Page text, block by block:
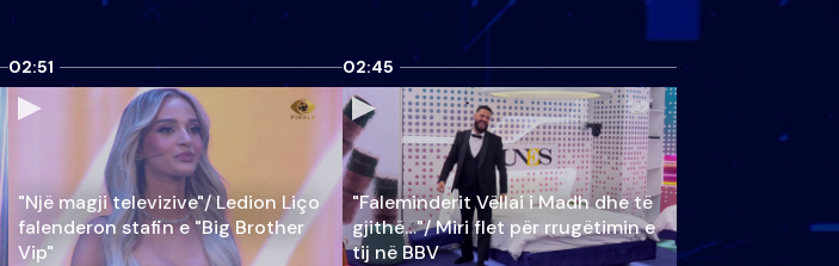
02:51
"Një magji televizive"/ Ledion Liço
falenderon stafin e "Big Brother
Vip"
02:45
"Faleminderit Vëllai i Madh dhe të
gjithë…"/ Miri flet për rrugëtimin e
tij në BBV